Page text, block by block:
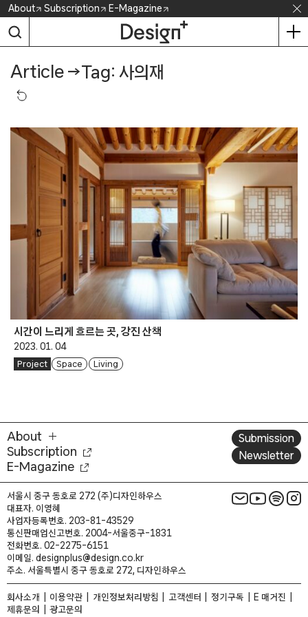
Skip
content
About Subscription E-Magazine
Article →Tag: 사의재
시간이 느리게 흐르는 곳, 강진 산책
2023. 01. 04
Project Space Living
About
Subscription
E-Magazine
Submission
Newsletter
서울시 중구 동호로 272 (주)디자인하우스
대표자. 이영혜
사업자등록번호. 203-81-43529
통신판매업신고번호. 2004-서울중구-1831
전화번호. 02-2275-6151
이메일. designplus@design.co.kr
주소. 서울특별시 중구 동호로 272, 디자인하우스
회사소개 이용약관 개인정보처리방침 고객센터 정기구독
E 매거진
제휴문의
광고문의